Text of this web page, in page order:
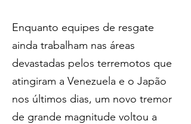
Enquanto equipes de resgate
ainda trabalham nas áreas
devastadas pelos terremotos que
atingiram a Venezuela e o Japão
nos últimos dias, um novo tremor
de grande magnitude voltou a